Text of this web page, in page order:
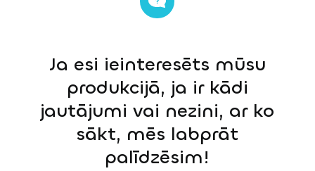
Ja esi ieinteresēts mūsu
produkcijā, ja ir kādi
jautājumi vai nezini, ar ko
sākt, mēs labprāt
palīdzēsim!